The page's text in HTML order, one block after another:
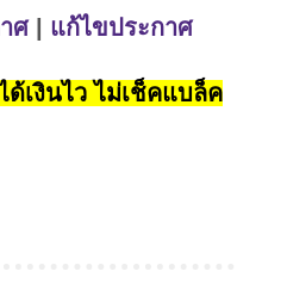
ศ| แก้ไขประกาศ
เงินไว ไม่เช็คแบล็ค